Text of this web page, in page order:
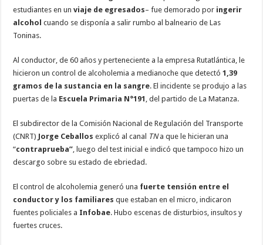
estudiantes en unviaje de egresados– fue demorado por ingerir
alcohol cuando se disponía a salir rumbo al balneario de Las
Toninas.
Al conductor, de 60 años y perteneciente a la empresa Rutatlántica, le
hicieron un control de alcoholemia a medianoche que detectó1,39
gramos de la sustancia en la sangre. El incidente se produjo a las
puertas de la Escuela Primaria N°191 , del partido de La Matanza.
El subdirector de la Comisión Nacional de Regulación del Transporte
(CNRT) Jorge Ceballosexplicó al canal TNa que le hicieran una
“contraprueba”, luego del test inicial e indicó que tampoco hizo un
descargo sobre su estado de ebriedad.
El control de alcoholemia generó una fuerte tensión entre el
conductor y los familiares que estaban en el micro, indicaron
fuentes policiales a Infobae. Hubo escenas de disturbios, insultos y
fuertes cruces.